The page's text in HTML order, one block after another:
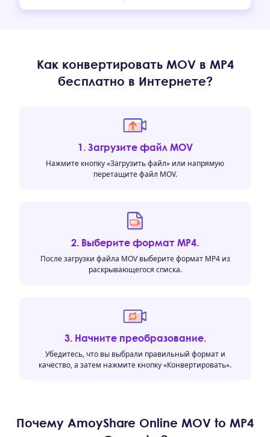
Как конвертировать MOV в MP4
бесплатно в Интернете?
1. Загрузите файл MOV
Нажмите кнопку «Загрузить файл» или напрямую
перетащите файл MOV.
2. Выберите формат MP4.
После загрузки файла MOV выберите формат MP4 из
раскрывающегося списка.
3. Начните преобразование.
Убедитесь, что вы выбрали правильный формат и
качество, а затем нажмите кнопку «Конвертировать».
Почему AmoyShare Online MOV to MP4